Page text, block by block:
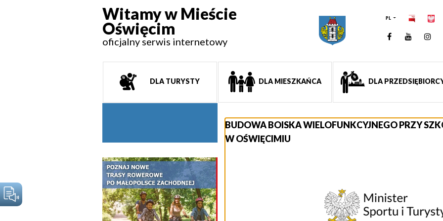
Witamy w Mieście
Oświęcim
oficjalny serwis internetowy
PL
Facebook
DLA TURYSTY DLA MIESZKAŃCA DLA
BUDOWA BOISKA WIELOFUNKCYJNEGO PRZY
W OŚWIĘCIMIU